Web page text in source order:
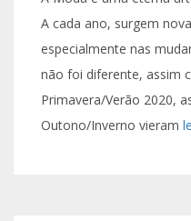
A cada ano, surgem
especialmente nas
não foi diferente, assim
Primavera/Verão 2020,
Outono/Inverno vieram